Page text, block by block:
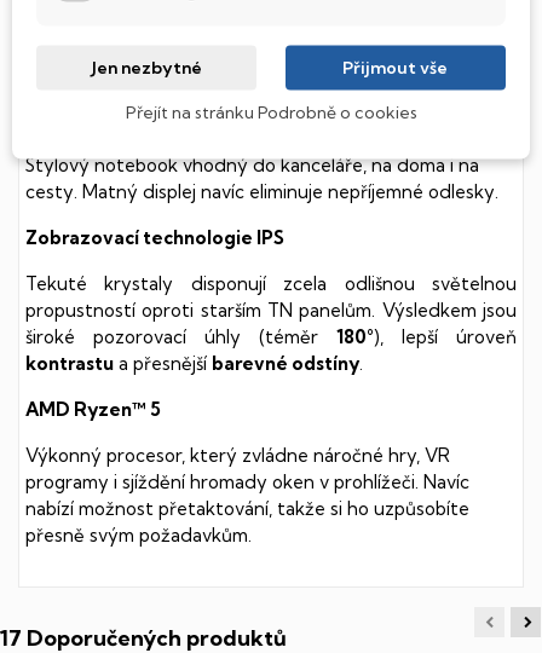
soustavy je tento disk mnohemtiššía především nabízí
mnohemrychlejšípráci s daty.
Acer Aspire
Stylový notebook vhodný do kanceláře, na doma i na
cesty. Matný displej navíc eliminuje nepříjemné odlesky.
Zobrazovací technologie IPS
Tekuté krystaly disponují zcela odlišnou světelnou
propustností oproti starším TN panelům. Výsledkem jsou
široké pozorovací úhly (téměr 180°), lepší úroveň
kontrastu a přesnější barevné odstíny
AMD Ryzen™ 5
Výkonný procesor, který zvládne náročné hry, VR
programy i sjíždění hromady oken v prohlížeči. Navíc
nabízí možnost přetaktování, takže si ho uzpůsobíte
přesně svým požadavkům.
17 Doporučených produktů
Jen nezbytné Přijmout vše
Přejít na stránku Podrobně o cookies